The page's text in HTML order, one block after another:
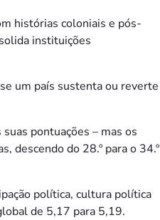
histórias coloniais e pós-
instituições
um país sustenta ou reverte
pontuações – mas os
descendo do 28.º para o 34.º
política, cultura política
de 5,17 para 5,19.